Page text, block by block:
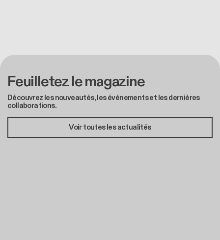
Feuilletez le magazine
Découvrez les nouveautés, les événements et les dernières
collaborations.
Voir toutes les actualités